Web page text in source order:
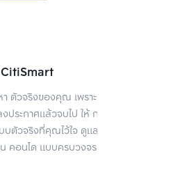
นวนเงินนี้ไปคำนวณเป็นวงเงินกู้สูงสุด
ต้นในการประเมินวงเงินกู้นี้จะคิดจาก
นได้ในแต่ละงวดเป็นอัตราส่วน จำนวน
ต่อยอดหนี้ 1 ล้านบาท
ารคิดคำนวณยอดที่จะผ่อนต่องวดใน
ตัวจริงของคุณ เพราะการขายอสัง
ประกาศแล้วจบไป ให้ กรุงเทพ ซิตี้สมา
ตัวจริงที่คุณไว้ใจ ดูแลเรื่องขาย
คอนโด แบบครบวงจร